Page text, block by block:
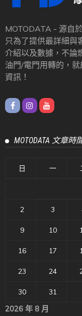
MOTODATA - 源自
只為了提供最詳細與
介紹以及數據，不論
油門/電門用轉的，
資訊！
MOTODATA 文章時
2026 年 8 月
日 一
2 3
9 10
16 17
23 24
30 31